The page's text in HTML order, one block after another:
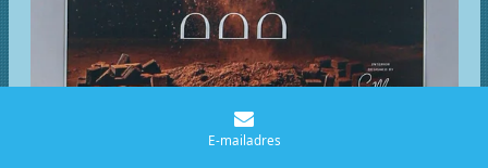
E-mailadres